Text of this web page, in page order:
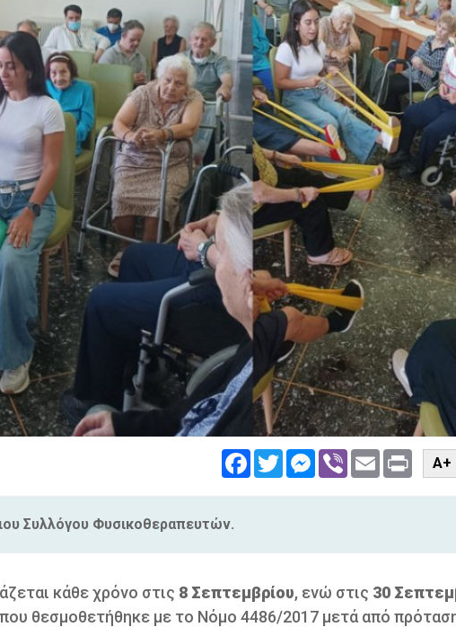
FacebookTwitterMessenger
Viber Email PrintA+
Συλλόγου Φυσικοθεραπευτών.
κάθε χρόνο στις 8 Σεπτεμβρίου, ενώ στις 30
θεσμοθετήθηκε με το Νόμο 4486/2017 μετά από